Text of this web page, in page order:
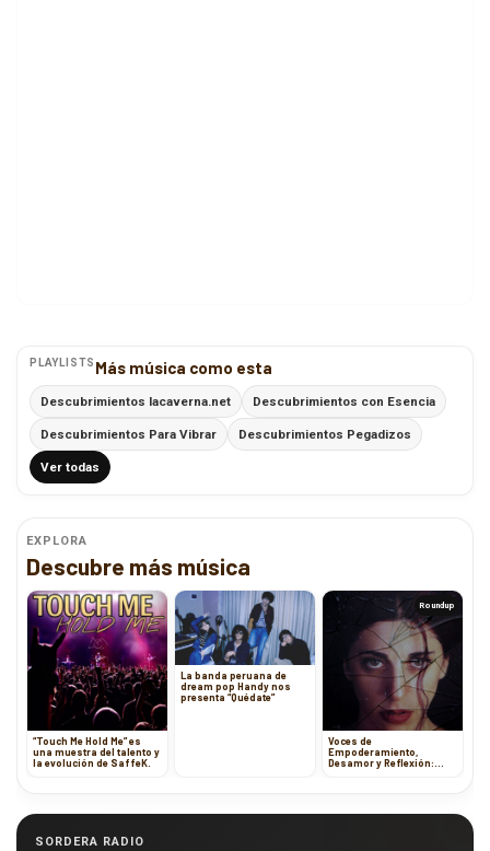
PLAYLISTS Más música como esta
Descubrimientos lacaverna.net Descubrimientos con Esencia
Descubrimientos Para Vibrar Descubrimientos Pegadizos
Ver todas
EXPLORA
Descubre más música
“Touch Me Hold Me” es
una muestra del talento y
la evolución de SaffeK.
La banda peruana de
dream pop Handy nos
presenta “Quédate”
Roundup
Voces de
Empoderamiento,
Desamor y Reflexión:
SORDERA RADIO